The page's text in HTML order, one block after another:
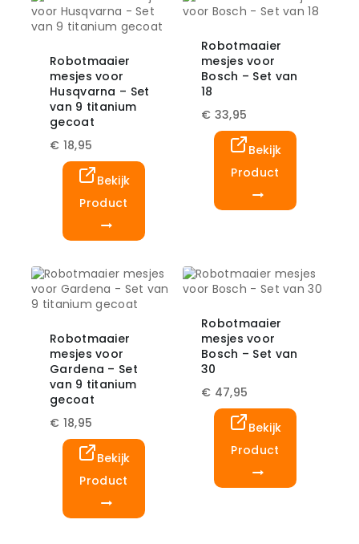
Robotmaaier
mesjes voor
Husqvarna – Set
van 9 titanium
gecoat
€ 18,95
Bekijk
Product
Robotmaaier
mesjes voor
Bosch – Set van
18
€ 33,95
Bekijk
Product
Robotmaaier
mesjes voor
Gardena – Set
van 9 titanium
gecoat
€ 18,95
Bekijk
Product
Robotmaaier
mesjes voor
Bosch – Set van
30
€ 47,95
Bekijk
Product